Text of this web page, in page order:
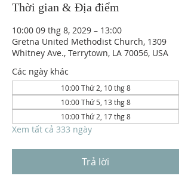
Thời gian & Địa điểm
10:00 09 thg 8, 2029 – 13:00
Gretna United Methodist Church, 1309
Whitney Ave., Terrytown, LA 70056, USA
Các ngày khác
10:00 Thứ 2, 10 thg 8
10:00 Thứ 5, 13 thg 8
10:00 Thứ 2, 17 thg 8
Xem tất cả 333 ngày
Trả lời